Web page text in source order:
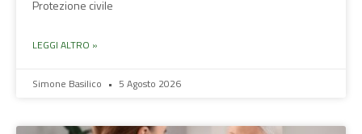
Protezione civile
LEGGI ALTRO »
Simone Basilico 5 Agosto 2026